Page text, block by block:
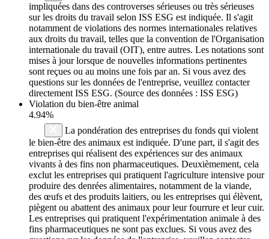
impliquées dans des controverses sérieuses ou très sérieuses
sur les droits du travail selon ISS ESG est indiquée. Il s'agit
notamment de violations des normes internationales relatives
aux droits du travail, telles que la convention de l'Organisation
internationale du travail (OIT), entre autres. Les notations sont
mises à jour lorsque de nouvelles informations pertinentes
sont reçues ou au moins une fois par an. Si vous avez des
questions sur les données de l'entreprise, veuillez contacter
directement ISS ESG. (Source des données : ISS ESG)
Violation du bien-être animal
4.94%
La pondération des entreprises du fonds qui violent
le bien-être des animaux est indiquée. D'une part, il s'agit des
entreprises qui réalisent des expériences sur des animaux
vivants à des fins non pharmaceutiques. Deuxièmement, cela
exclut les entreprises qui pratiquent l'agriculture intensive pour
produire des denrées alimentaires, notamment de la viande,
des œufs et des produits laitiers, ou les entreprises qui élèvent,
piègent ou abattent des animaux pour leur fourrure et leur cuir.
Les entreprises qui pratiquent l'expérimentation animale à des
fins pharmaceutiques ne sont pas exclues. Si vous avez des